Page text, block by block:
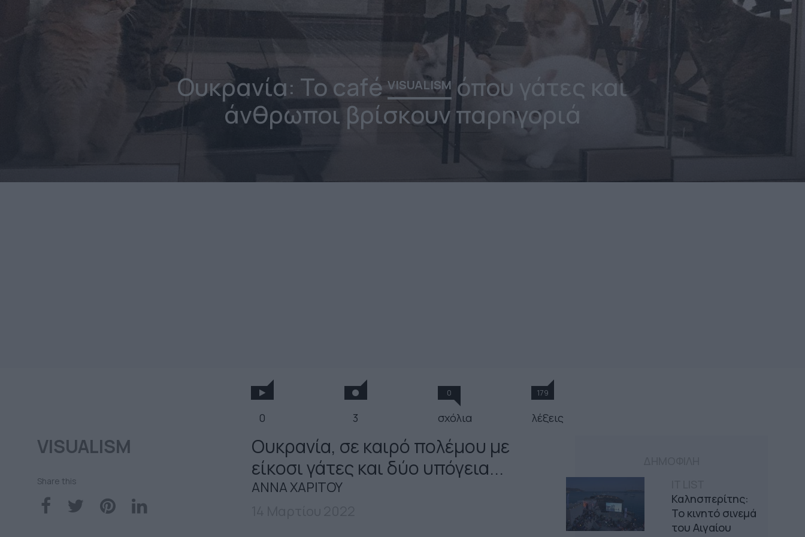
Ουκρανία: Το caféVISUALISM όπου γάτες και
άνθρωποι βρίσκουν παρηγοριά
0 3
0
σχόλια
179
λέξεις
VISUALISM
Share this
Καλησπερίτης:
Το κινητό σινεμά
του Αιγαίου
Ουκρανία, σε καιρό πολέμου με
είκοσι γάτες και δύο υπόγεια...
ΑΝΝΑ ΧΑΡΙΤΟΥ